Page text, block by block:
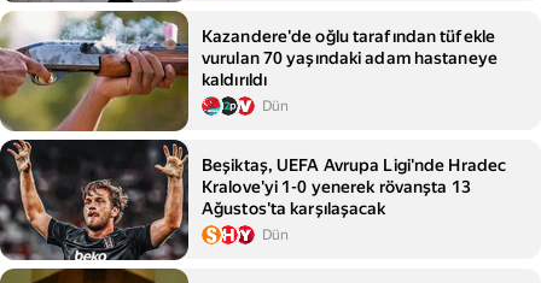
Kazandere'de oğlu tarafından tüfekle
vurulan 70 yaşındaki adam hastaneye
kaldırıldı
Dün
Beşiktaş, UEFA Avrupa Ligi'nde Hradec
Kralove'yi 1-0 yenerek rövanşta 13
Ağustos'ta karşılaşacak
Dün